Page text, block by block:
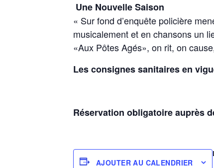
Une Nouvelle Saison
« Sur fond d’enquête policière
musicalement et en chansons un
«Aux Pôtes Agés», on rit, on
Les consignes sanitaires en
Réservation obligatoire auprès
AJOUTER AU CALENDRIER